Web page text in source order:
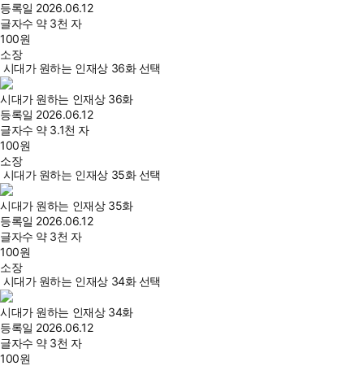
등록일 2026.06.12
글자수 약 3천 자
100원
소장
시대가 원하는 인재상 36화 선택
시대가 원하는 인재상 36화
등록일 2026.06.12
글자수 약 3.1천 자
100원
소장
시대가 원하는 인재상 35화 선택
시대가 원하는 인재상 35화
등록일 2026.06.12
글자수 약 3천 자
100원
소장
시대가 원하는 인재상 34화 선택
시대가 원하는 인재상 34화
등록일 2026.06.12
글자수 약 3천 자
100원